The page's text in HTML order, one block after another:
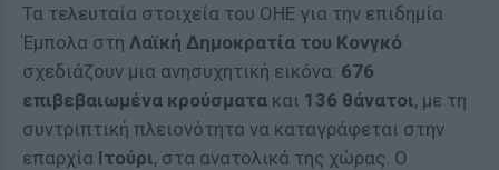
Τα τελευταία στοιχεία του ΟΗΕ για την επιδημία
Έμπολα στη Λαϊκή Δημοκρατία του Κονγκό
σχεδιάζουν μια ανησυχητική εικόνα: 676
επιβεβαιωμένα κρούσματα και 136 θάνατοι, με τη
συντριπτική πλειονότητα να καταγράφεται στην
επαρχία Ιτούρι, στα ανατολικά της χώρας. Ο